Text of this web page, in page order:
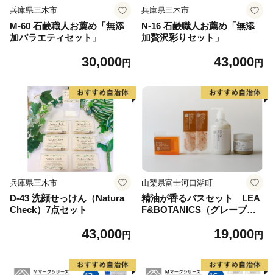
兵庫県三木市
M-60 石鹸職人お薦め「無添
加バラエティセット」
30,000円
兵庫県三木市
N-16 石鹸職人お薦め「無添
加贅沢彩りセット」
43,000円
兵庫県三木市
D-43 洗顔せっけん（Natura
Check）7点セット
43,000円
山梨県富士河口湖町
精油が香るバスセット LEA
F&BOTANICS（グレープフ
19,000円